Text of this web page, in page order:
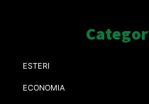
ESTERI
ECONOMIA